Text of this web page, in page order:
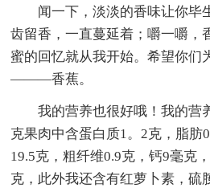
闻一下，淡淡的香味让你毕
齿留香，一直蔓延着；嚼一嚼，
蜜的回忆就从我开始。希望你们
———香蕉。
我的营养也很好哦！我的营
克果肉中含蛋白质1。2克，脂肪
19.5克，粗纤维0.9克，钙9毫克
克，此外我还含有红萝卜素，硫